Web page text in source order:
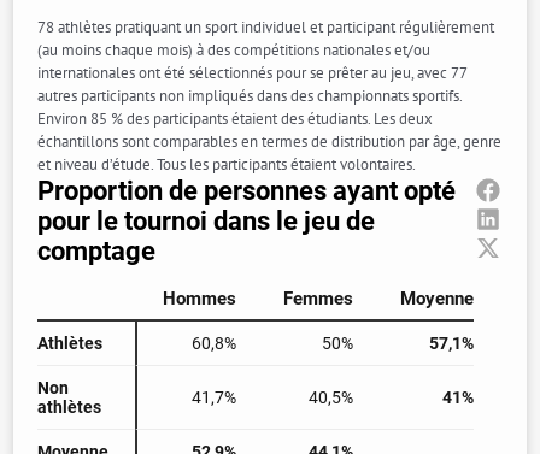
78 athlètes pratiquant un sport individuel et participant régulièrement
(au moins chaque mois) à des compétitions nationales et/ou
internationales ont été sélectionnés pour se prêter au jeu, avec 77
autres participants non impliqués dans des championnats sportifs.
Environ 85 % des participants étaient des étudiants. Les deux
échantillons sont comparables en termes de distribution par âge, genre
et niveau d’étude. Tous les participants étaient volontaires.